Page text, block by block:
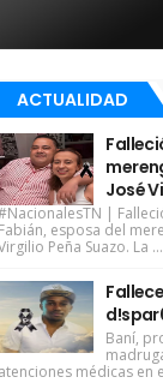
ACTUALIDAD
José
|
esposa del
Peña Suazo. La ...
Baní,
médicas en